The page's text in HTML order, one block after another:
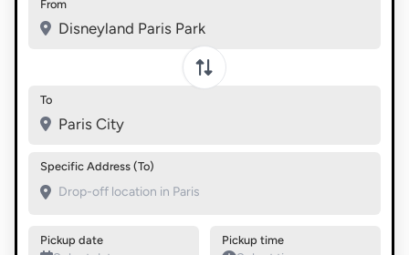
From
Disneyland Paris Park
Swap pickup and destination
To
Paris City
Specific Address (To)
Pickup date Pickup time